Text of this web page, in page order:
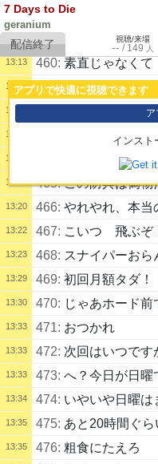
7 Days to Die
geranium
アプリで快適に視聴できます
ア
インスト
視聴/来場
-- / 149 人
13:12 458:遺体ヨ
13:13 459: ごめんね
13:13 460: 素直じゃなくて
13:13 461:ちゃんととどめ
13:18 バイカーブーツ
13:18 ゲラがみんな
13:18 サンダーボルツ
13:19 465:この防具は偽
13:20 466: やれやれ、本当
13:22 467: こいつ 飛ぶぞ
13:23 468: スナイパーおら
13:29 469: 初回月額タダ！
13:30 470: じゃあホード前
13:33 471: おつかれ
13:33 472: 次回はいつです
13:33 473: へ？今日が日曜
13:34 474: いやいや日曜は
13:35 475: あと20時間ぐ
13:35 476: 粗食にたえろ